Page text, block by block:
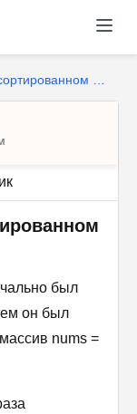
был
он был
nums =